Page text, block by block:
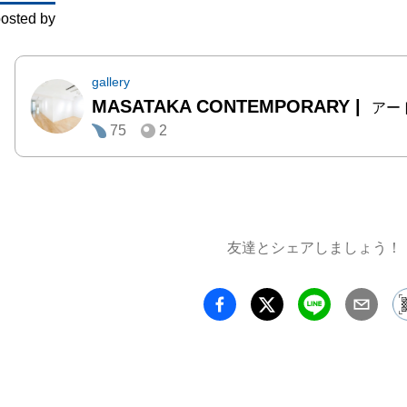
蠢いて
る、子
し、呪
人の
たいと
ー谷川
by
gallery
MASATAKA CONTEMPORARY |
アー
75
2
友達とシェアしましょう！